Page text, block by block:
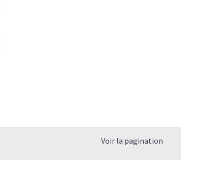
Voir la pagination